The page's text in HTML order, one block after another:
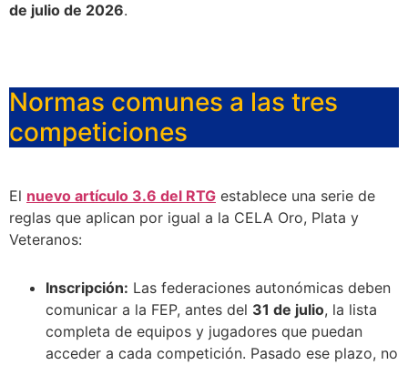
de julio de 2026.
Normas comunes a las tres
competiciones
El nuevo artículo 3.6 del RTG establece una serie de
reglas que aplican por igual a la CELA Oro, Plata y
Veteranos:
Inscripción: Las federaciones autonómicas deben
comunicar a la FEP, antes del 31 de julio, la lista
completa de equipos y jugadores que puedan
acceder a cada competición. Pasado ese plazo, no